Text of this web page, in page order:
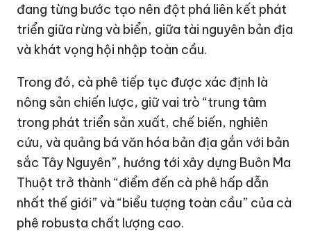
đang từng bước tạo nên đột phá liên kết phát
triển giữa rừng và biển, giữa tài nguyên bản địa
và khát vọng hội nhập toàn cầu.
Trong đó, cà phê tiếp tục được xác định là
nông sản chiến lược, giữ vai trò “trung tâm
trong phát triển sản xuất, chế biến, nghiên
cứu, và quảng bá văn hóa bản địa gắn với bản
sắc Tây Nguyên”, hướng tới xây dựng Buôn Ma
Thuột trở thành “điểm đến cà phê hấp dẫn
nhất thế giới” và “biểu tượng toàn cầu” của cà
phê robusta chất lượng cao.